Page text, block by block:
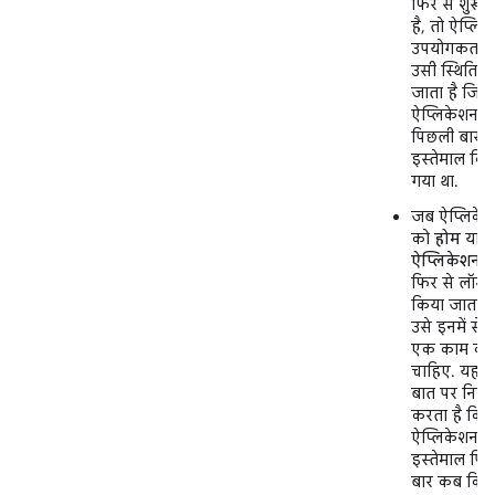
फिर से शुरू
है, तो
उपयोगकर्ता
उसी स्थिति
जाता है
ऐप्लिकेशन
पिछली बार
इस्तेमाल
गया था.
जब
को होम या
ऐप्लिकेशन
फिर से लॉन्च
किया जाता
उसे इनमें से
एक काम
चाहिए. यह
बात पर निर्भर
करता है कि
ऐप्लिकेशन
इस्तेमाल
बार कब